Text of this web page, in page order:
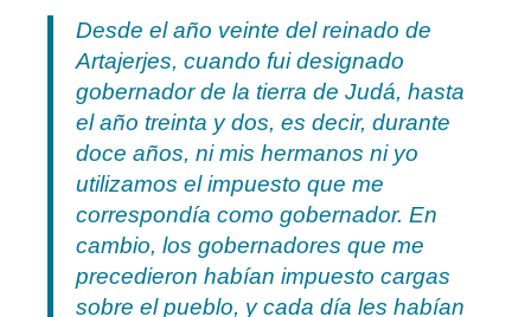
Desde el año veinte del reinado de
Artajerjes, cuando fui designado
gobernador de la tierra de Judá, hasta
el año treinta y dos, es decir, durante
doce años, ni mis hermanos ni yo
utilizamos el impuesto que me
correspondía como gobernador. En
cambio, los gobernadores que me
precedieron habían impuesto cargas
sobre el pueblo, y cada día les habían